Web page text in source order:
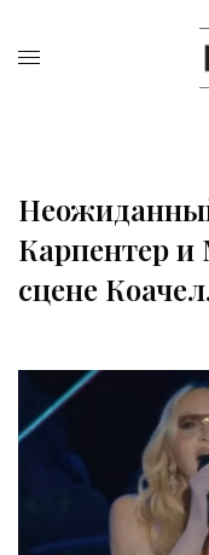
Карпентер и
сцене